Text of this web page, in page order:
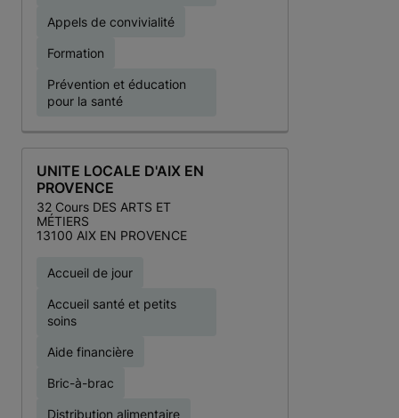
Appels de convivialité
Formation
Prévention et éducation
pour la santé
UNITE LOCALE D'AIX EN
PROVENCE
32 Cours DES ARTS ET
MÉTIERS
13100 AIX EN PROVENCE
Accueil de jour
Accueil santé et petits
soins
Aide financière
Bric-à-brac
Distribution alimentaire